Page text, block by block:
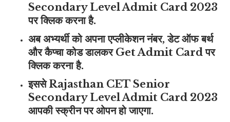
Secondary Level Admit Card 2023
पर क्लिक करना है.
अब अभ्यर्थी को अपना एप्लीकेशन नंबर, डेट ऑफ बर्थ
और कैप्चा कोड डालकर Get Admit Card पर
क्लिक करना है.
इससे Rajasthan CET Senior
Secondary Level Admit Card 2023
आपकी स्क्रीन पर ओपन हो जाएगा.